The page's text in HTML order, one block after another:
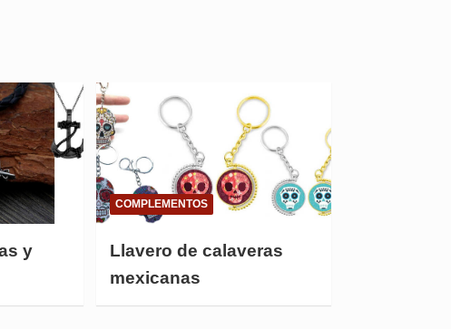
y
COMPLEMENTOS
Llavero de calaveras
mexicanas